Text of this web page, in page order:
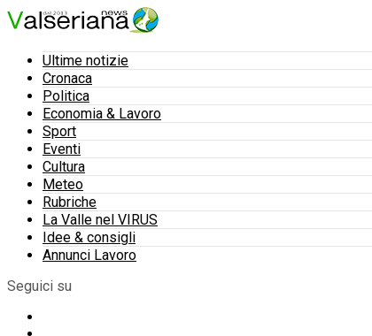
Ultime notizie
Cronaca
Politica
Economia & Lavoro
Sport
Eventi
Cultura
Meteo
Rubriche
La Valle nel VIRUS
Idee & consigli
Annunci Lavoro
Seguici su